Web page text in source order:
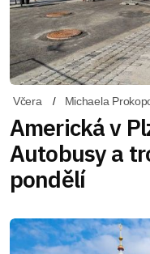
Včera Michaela
Americká v
Autobusy a
pondělí